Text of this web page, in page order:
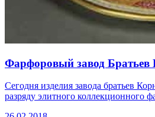
Фарфоровый завод Братьев
Сегодня изделия завода братьев
разряду элитного коллекционного